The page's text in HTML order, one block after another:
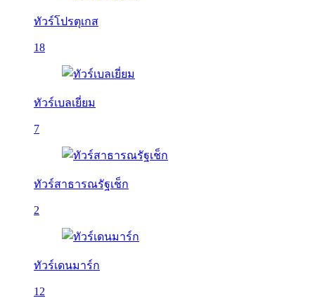
ทัวร์โปรตุเกส
18
ทัวร์เบลเยี่ยม
7
ทัวร์สาธารณรัฐเช็ก
2
ทัวร์เดนมาร์ก
12